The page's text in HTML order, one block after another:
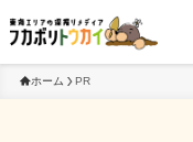
ホーム PR